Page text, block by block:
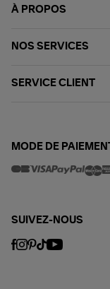
À PROPOS
NOS SERVICES
SERVICE CLIENT
MODE DE PAIEMENT
SUIVEZ-NOUS